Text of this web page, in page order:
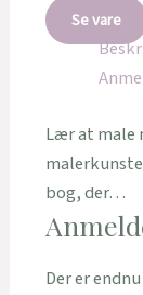
Se vare
Lær at male
bog, der…
Der er